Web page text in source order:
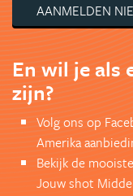
AANMELDEN
En wil je als
zijn?
Volg ons op
Amerika
Bekijk de
Jouw shot